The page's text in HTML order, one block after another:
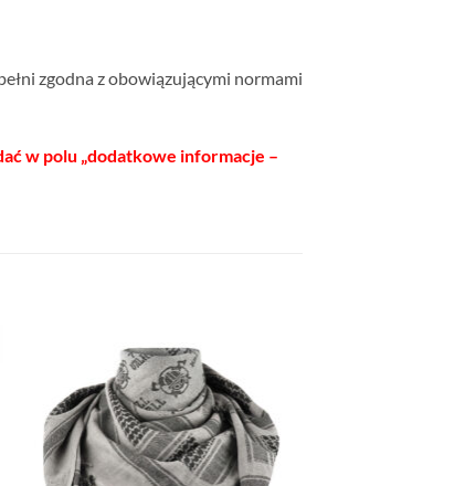
zgodna z obowiązującymi normami
w polu „dodatkowe informacje –